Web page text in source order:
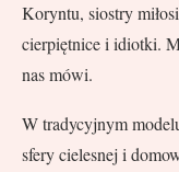
Koryntu, siostry
cierpiętnice i idiotki.
nas mówi.
W tradycyjnym
sfery cielesnej i